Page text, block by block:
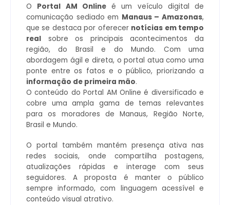
O Portal AM Onlineé um veículo digital de
comunicação sediado em Manaus – Amazonas,
que se destaca por oferecer notícias em tempo
real sobre os principais acontecimentos da
região, do Brasil e do Mundo. Com uma
abordagem ágil e direta, o portal atua como uma
ponte entre os fatos e o público, priorizando a
informação de primeira mão.
O conteúdo do Portal AM Online é diversificado e
cobre uma ampla gama de temas relevantes
para os moradores de Manaus, Região Norte,
Brasil e Mundo.
O portal também mantém presença ativa nas
redes sociais, onde compartilha postagens,
atualizações rápidas e interage com seus
seguidores. A proposta é manter o público
sempre informado, com linguagem acessível e
conteúdo visual atrativo.